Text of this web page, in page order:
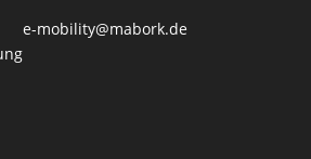
e-mobility@mabork.de